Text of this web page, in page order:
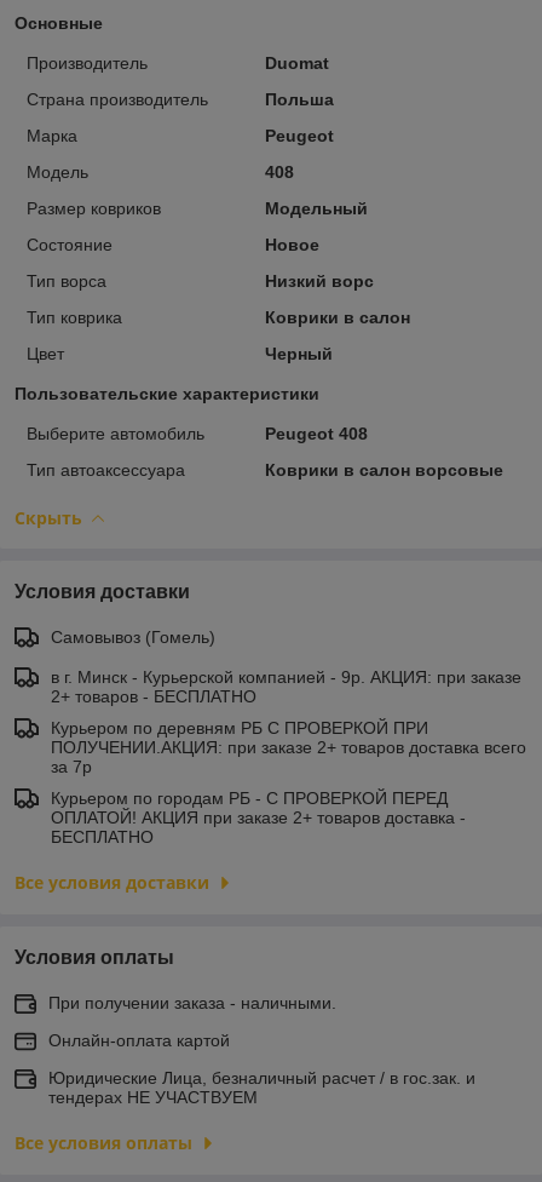
Основные
Производитель
Duomat
Страна производитель
Польша
Марка
Peugeot
Модель
408
Размер ковриков
Модельный
Состояние
Новое
Тип ворса
Низкий ворс
Тип коврика
Коврики в салон
Цвет
Черный
Пользовательские характеристики
Выберите автомобиль
Peugeot 408
Тип автоаксессуара
Коврики в салон ворсовые
Скрыть
Условия доставки
Самовывоз (Гомель)
в г. Минск - Курьерской компанией - 9р. АКЦИЯ: при заказе
2+ товаров - БЕСПЛАТНО
Курьером по деревням РБ С ПРОВЕРКОЙ ПРИ
ПОЛУЧЕНИИ.АКЦИЯ: при заказе 2+ товаров доставка всего
за 7р
Курьером по городам РБ - С ПРОВЕРКОЙ ПЕРЕД
ОПЛАТОЙ! АКЦИЯ при заказе 2+ товаров доставка -
БЕСПЛАТНО
Все условия доставки
Условия оплаты
При получении заказа - наличными.
Онлайн-оплата картой
Юридические Лица, безналичный расчет / в гос.зак. и
тендерах НЕ УЧАСТВУЕМ
Все условия оплаты